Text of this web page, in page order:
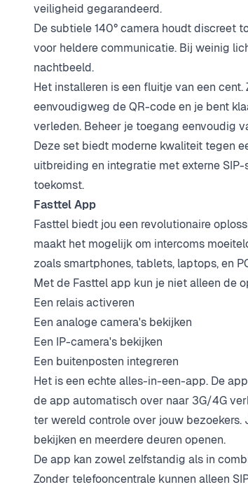
veiligheid gegarandeerd.
De subtiele 140° camera houdt discreet
voor heldere communicatie. Bij weinig
nachtbeeld.
Het installeren is een fluitje van een
eenvoudigweg de QR-code en je bent
verleden. Beheer je toegang eenvoudig
Deze set biedt moderne kwaliteit tegen
uitbreiding en integratie met externe
toekomst.
Fasttel App
Fasttel biedt jou een revolutionaire
maakt het mogelijk om intercoms
zoals smartphones, tablets, laptops, en
Met de Fasttel app kun je niet alleen de
Een relais activeren
Een analoge camera's bekijken
Een IP-camera's bekijken
Een buitenposten integreren
Het is een echte alles-in-een-app. De
de app automatisch over naar 3G/4G
ter wereld controle over jouw bezoekers.
bekijken en meerdere deuren openen.
De app kan zowel zelfstandig als in
Zonder telefooncentrale kunnen alleen